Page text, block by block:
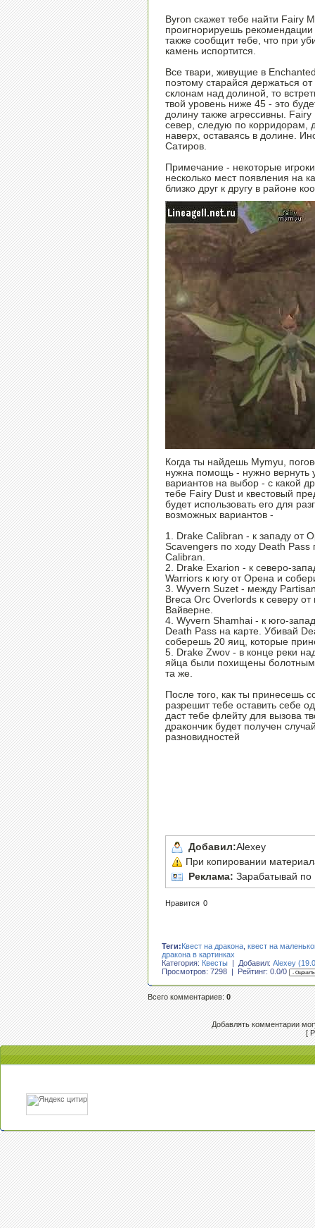
Byron скажет тебе найти Fairy
проигнорируешь
также сообщит тебе, что при
камень испортится.
Все твари, живущие в
поэтому старайся держаться
склонам над долиной, то
твой уровень ниже 45 - это
долину также агрессивны.
север, следую по корридорам,
наверх, оставаясь в долине.
Сатиров.
Примечание - некоторые
несколько мест появления на
близко друг к другу в районе
Когда ты найдешь Mymyu,
нужна помощь - нужно вернуть
вариантов на выбор - с какой
тебе Fairy Dust и квестовый
будет использовать его для
возможных вариантов -
1. Drake Calibran - к западу от
Scavengers по ходу Death
Calibran.
2. Drake Exarion - к северо-
Warriors к югу от Орена и
3. Wyvern Suzet - между
Breca Orc Overlords к северу
Вайверне.
4. Wyvern Shamhai - к юго-
Death Pass на карте. Убивай
соберешь 20 яиц, которые
5. Drake Zwov - в конце реки
яйца были похищены
та же.
После того, как ты принесешь
разрешит тебе оставить себе
даст тебе флейту для вызова
дракончик будет получен
разновидностей
Добавил:Alexey
При копировании
Реклама: Зарабатывай по
Нравится 0
Теги:Квест на дракона квест на
дракона в картинках
Категория: Квесты | Добавил: Alexey
Просмотров: 7298 | Рейтинг: 0.0/0
Всего комментариев:0
Добавлять комментарии
[